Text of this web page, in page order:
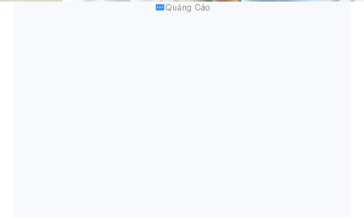
Quảng Cáo